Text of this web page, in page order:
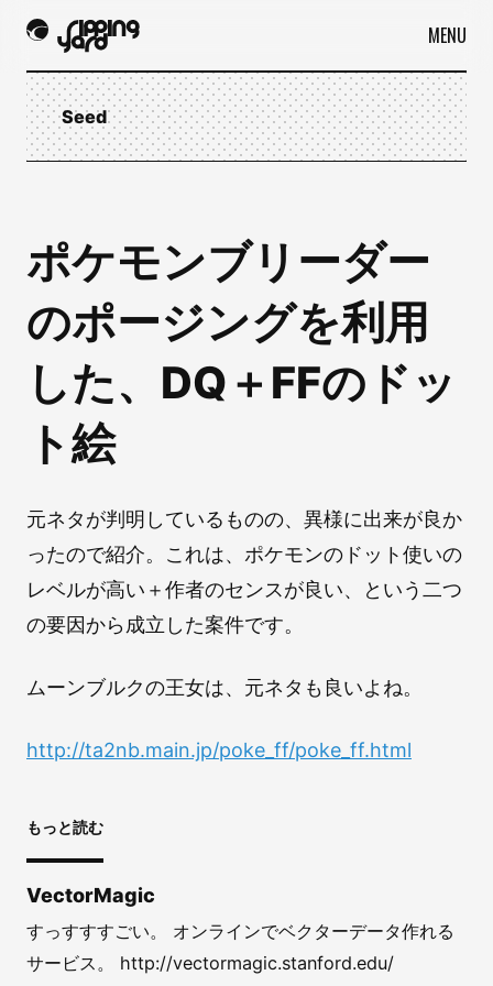
MENU
Seed
ポケモンブリーダー
のポージングを利用
した、DQ＋FFのドッ
ト絵
元ネタが判明しているものの、異様に出来が良か
ったので紹介。これは、ポケモンのドット使いの
レベルが高い＋作者のセンスが良い、という二つ
の要因から成立した案件です。
ムーンブルクの王女は、元ネタも良いよね。
http://ta2nb.main.jp/poke_ff/poke_ff.html
もっと読む
VectorMagic
すっすすすごい。 オンラインでベクターデータ作れる
サービス。 http://vectormagic.stanford.edu/